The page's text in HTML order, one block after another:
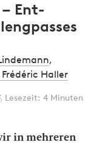
– Ent­
,
Frédéric Haller
Lesezeit: 4 Minuten
in mehreren